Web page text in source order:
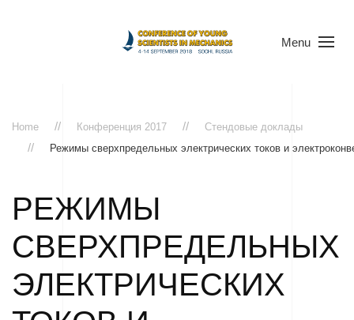
Menu
Home Конференция 2017
Стендовые доклады
Режимы сверхпредельных электрических токов и
РЕЖИМЫ
СВЕРХПРЕДЕЛЬНЫХ
ЭЛЕКТРИЧЕСКИХ